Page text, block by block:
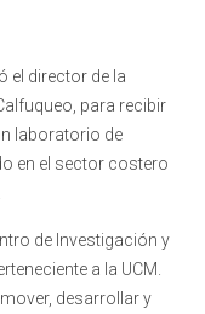
el director de la
para recibir
laboratorio de
en el sector costero
de Investigación y
a la UCM.
desarrollar y